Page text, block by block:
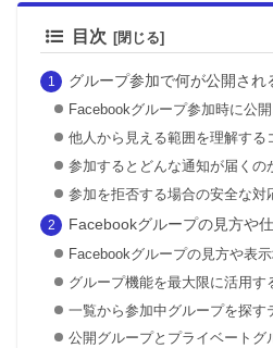
目次
グループ参加で何が公開され
Facebookグループ参加時に公
他人から見える範囲を理解する
参加するとどんな通知が届くの
参加を拒否する場合の安全な対
Facebookグループの見方や
Facebookグループの見方や表
グループ機能を最大限に活用す
一覧から参加中グループを探す
公開グループとプライベートグ